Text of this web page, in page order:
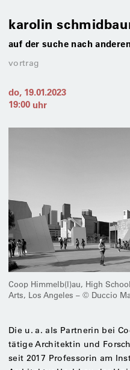
karolin
auf der suche nach
vortrag
do, 19.01.2023
19:00 uhr
Coop Himmelb(l)au, High
Arts, Los Angeles – © Duccio
Die u. a. als Partnerin bei
tätige Architektin und
seit 2017 Professorin am